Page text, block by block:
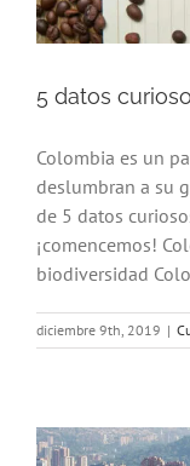
5 datos
Colombia es un
deslumbran a su
de 5 datos
¡comencemos!
biodiversidad
diciembre 9th, 2019 |